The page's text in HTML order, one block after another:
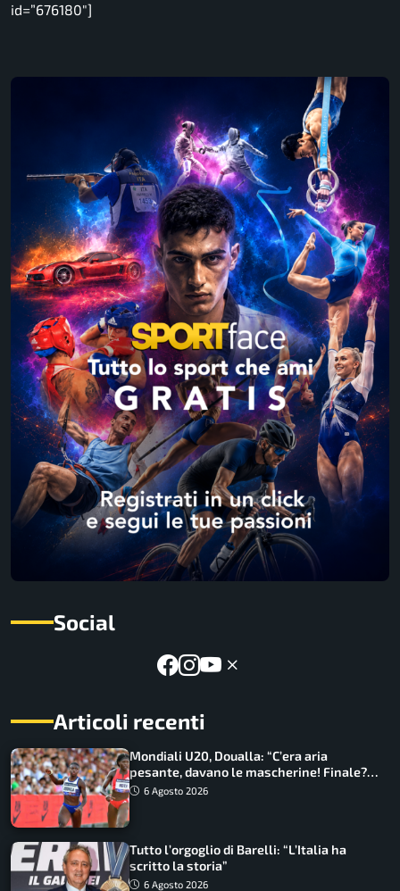
id=”676180″]
Social
Articoli recenti
Mondiali U20, Doualla: “C’era aria
pesante, davano le mascherine! Finale?
Non ho nulla da perdere”
6 Agosto 2026
Tutto l’orgoglio di Barelli: “L’Italia ha
scritto la storia”
6 Agosto 2026